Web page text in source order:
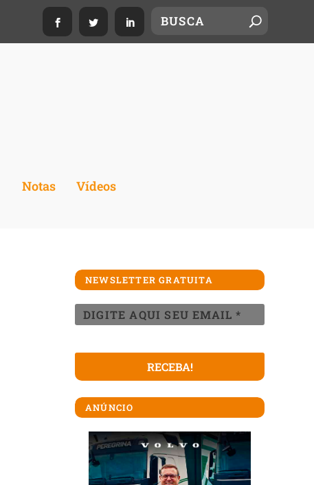
Notas Vídeos
NEWSLETTER GRATUITA
ANÚNCIO